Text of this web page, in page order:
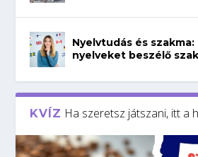
Nyelvtudás és
nyelveket beszélő
KVÍZ Ha szeretsz játszani, itt a